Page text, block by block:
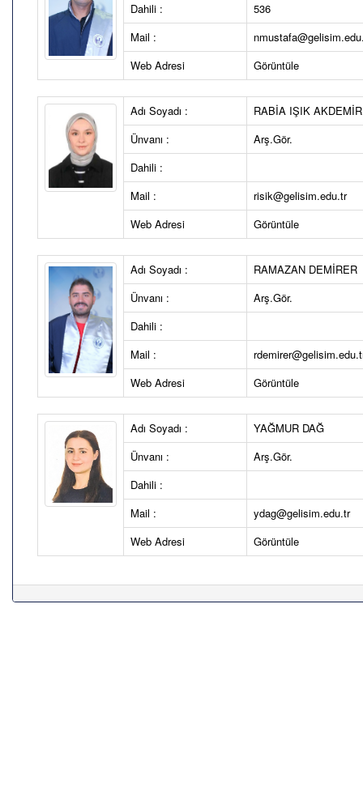
Dahili :
536
Mail :
Web Adresi
Görüntüle
Adı Soyadı :
RABİA IŞIK AKDEMİR
Ünvanı :
Arş.Gör.
Dahili :
Mail :
risik@gelisim.edu.tr
Web Adresi
Görüntüle
Adı Soyadı :
RAMAZAN DEMİRER
Ünvanı :
Arş.Gör.
Dahili :
Mail :
Web Adresi
Görüntüle
Adı Soyadı :
YAĞMUR DAĞ
Ünvanı :
Arş.Gör.
Dahili :
Mail :
ydag@gelisim.edu.tr
Web Adresi
Görüntüle